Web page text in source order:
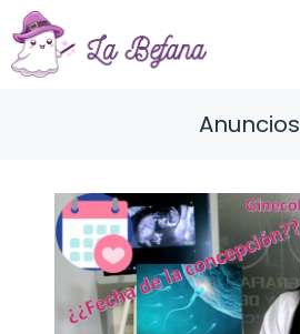
Saltar
al
contenido
Anuncios